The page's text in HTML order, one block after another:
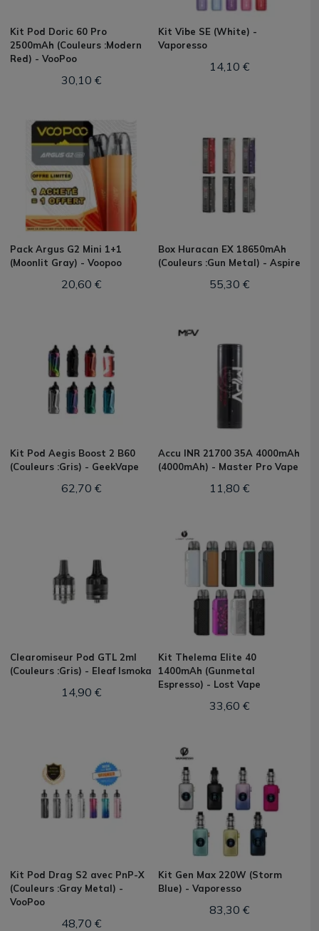
Kit Pod Doric 60 Pro
2500mAh (Couleurs :Modern
Red) - VooPoo
30,10 €
Kit Vibe SE (White) -
Vaporesso
14,10 €
Pack Argus G2 Mini 1+1
(Moonlit Gray) - Voopoo
20,60 €
Box Huracan EX 18650mAh
(Couleurs :Gun Metal) - Aspire
55,30 €
Kit Pod Aegis Boost 2 B60
(Couleurs :Gris) - GeekVape
62,70 €
Accu INR 21700 35A 4000mAh
(4000mAh) - Master Pro Vape
11,80 €
Clearomiseur Pod GTL 2ml
(Couleurs :Gris) - Eleaf Ismoka
14,90 €
Kit Thelema Elite 40
1400mAh (Gunmetal
Espresso) - Lost Vape
33,60 €
Kit Pod Drag S2 avec PnP-X
(Couleurs :Gray Metal) -
VooPoo
48,70 €
Kit Gen Max 220W (Storm
Blue) - Vaporesso
83,30 €